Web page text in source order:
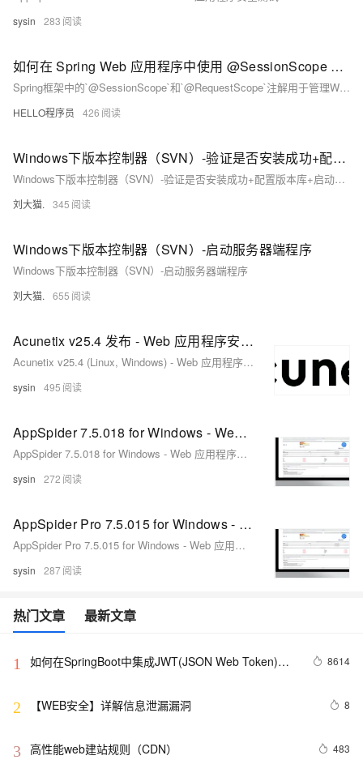
sysin 283
如何在 Spring Web 应用程序中使用 @SessionScope 和 @RequestScope
Spring框架中的`@SessionScope`和`@RequestScope`注解用于管理Web应用中的状态。`@SessionScope`绑定HTTP会话生命周期，适用于用户特定数据，如购物车；`@RequestScope`限定于单个请求，适合无状态、线程安全的操作，如日志记录。合理选择作用域能提升应用性能与可维护性。
HELLO程序员 426
Windows下版本控制器（SVN）-验证是否安装成功+配置版本库+启动服务器端程序
Windows下版本控制器（SVN）-验证是否安装成功+配置版本库+启动服务器端程序
刘大猫. 345
Windows下版本控制器（SVN）-启动服务器端程序
Windows下版本控制器（SVN）-启动服务器端程序
刘大猫. 655
Acunetix v25.4 发布 - Web 应用程序安全测试
Acunetix v25.4 (Linux, Windows) - Web 应用程序安全测试
sysin 495
AppSpider 7.5.018 for Windows - Web 应用程序安全测试
AppSpider 7.5.018 for Windows - Web 应用程序安全测试
sysin 272
AppSpider Pro 7.5.015 for Windows - Web 应用程序安全测试
AppSpider Pro 7.5.015 for Windows - Web 应用程序安全测试
sysin 287
热门文章 最新文章
1
如何在SpringBoot中集成JWT(JSON Web Token)鉴
8614
2 【WEB安全】详解信息泄漏漏洞 8
3 高性能web建站规则（CDN） 483